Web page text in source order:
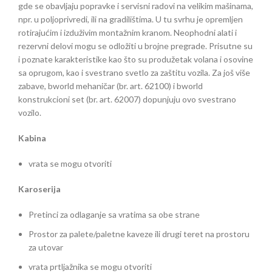
gde se obavljaju popravke i servisni radovi na velikim mašinama,
npr. u poljoprivredi, ili na gradilištima. U tu svrhu je opremljen
rotirajućim i izduživim montažnim kranom. Neophodni alati i
rezervni delovi mogu se odložiti u brojne pregrade. Prisutne su
i poznate karakteristike kao što su produžetak volana i osovine
sa oprugom, kao i svestrano svetlo za zaštitu vozila. Za još više
zabave, bworld mehaničar (br. art. 62100) i bworld
konstrukcioni set (br. art. 62007) dopunjuju ovo svestrano
vozilo.
Kabina
vrata se mogu otvoriti
Karoserija
Pretinci za odlaganje sa vratima sa obe strane
Prostor za palete/paletne kaveze ili drugi teret na prostoru
za utovar
vrata prtljažnika se mogu otvoriti